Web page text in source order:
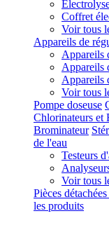
Coffret
Voir tous
Appareils de
Appareils
Appareils
Appareils
Voir tous
Pompe doseuse
Chlorinateurs et
Brominateur
de l'eau
Testeurs
Voir tous
Pièces
les produits